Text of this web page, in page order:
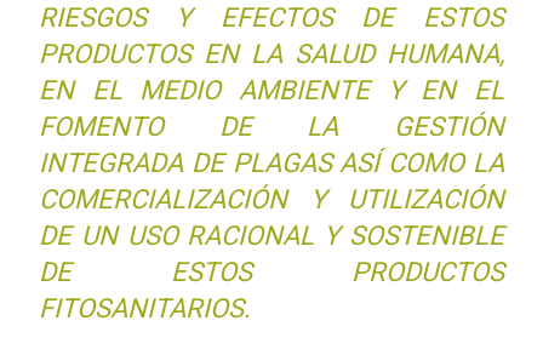
RIESGOS Y EFECTOS DE ESTOS
PRODUCTOS EN LA SALUD HUMANA,
EN EL MEDIO AMBIENTE Y EN EL
FOMENTO DE LA GESTIÓN
INTEGRADA DE PLAGAS ASÍ COMO LA
COMERCIALIZACIÓN Y UTILIZACIÓN
DE UN USO RACIONAL Y SOSTENIBLE
DE ESTOS PRODUCTOS
FITOSANITARIOS.